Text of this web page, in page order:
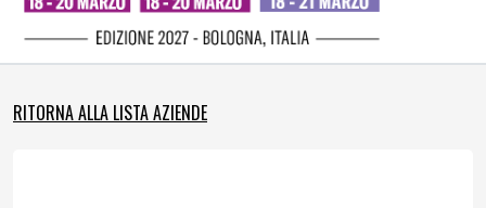
RITORNA ALLA LISTA AZIENDE